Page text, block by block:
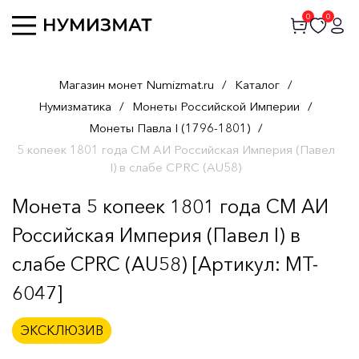
0 0
Магазин монет Numizmat.ru / Каталог /
Нумизматика / Монеты Российской Империи /
Монеты Павла I (1796-1801) /
5 копеек 1801 года СМ АИ Российская Империя (Павел
I) в слабе CPRC (AU58)
Монета 5 копеек 1801 года СМ АИ
Российская Империя (Павел I) в
слабе CPRC (AU58) [Артикул: MT-
6047]
ЭКСКЛЮЗИВ